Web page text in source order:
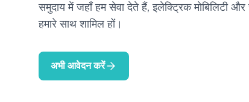
समुदाय में जहाँ हम सेवा देते हैं, इलेक्ट्रिक मोबिलिटी और
हमारे साथ शामिल हों।
अभी आवेदन करें